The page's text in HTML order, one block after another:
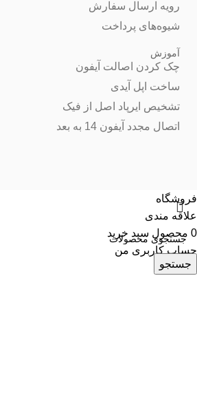
رویه ارسال سفارش
شیوه‌های پرداخت
آموزش
چک کردن اصالت آیفون
ساخت اپل آیدی
تشخیص ایرپاد اصل از فیک
اتصال مجدد آیفون 14 به بعد
جستجو
فروشگاه
علاقه مندی
0 محصول سبد خرید
حساب کاربری من